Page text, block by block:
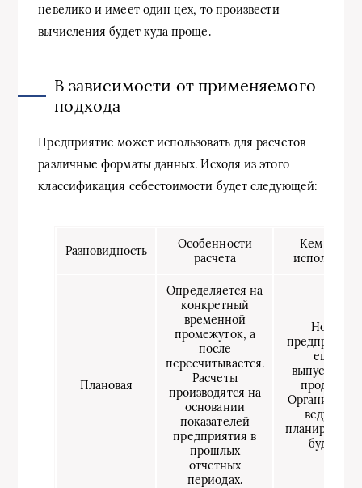
невелико и имеет один цех, то произвести
вычисления будет куда проще.
В зависимости от применяемого
подхода
Предприятие может использовать для расчетов
различные форматы данных. Исходя из этого
классификация себестоимости будет следующей:
Разновидность
Особенности
расчета
Кем и
Плановая
Определяется на
конкретный
временной
промежуток, а
после
пересчитывается.
Расчеты
производятся на
основании
показателей
предприятия в
прошлых
отчетных
периодах.
Новыми
еще не
ведущими
будущее.